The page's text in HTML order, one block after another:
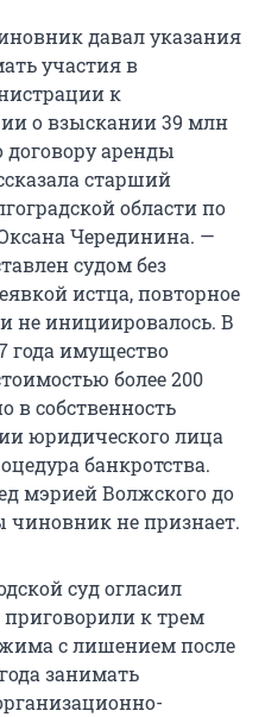
давал указания
участия в
к
о взыскании 39 млн
договору аренды
старший
области по
Черединина. —
судом без
истца, повторное
не инициировалось. В
года имущество
более 200
в собственность
юридического лица
банкротства.
мэрией Волжского до
чиновник не признает.
суд огласил
к трем
с лишением после
занимать